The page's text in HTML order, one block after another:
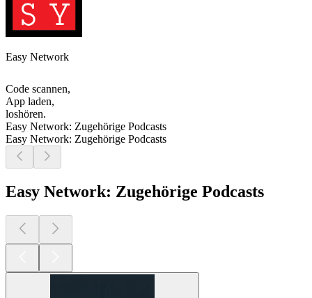
Easy Network
Code scannen,
App laden,
loshören.
Easy Network: Zugehörige Podcasts
Easy Network: Zugehörige Podcasts
Easy Network: Zugehörige Podcasts